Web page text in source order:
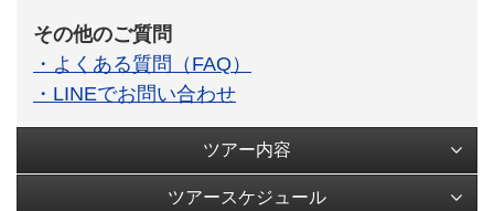
その他のご質問
・よくある質問（FAQ）
・LINEでお問い合わせ
ツアー内容
ツアースケジュール